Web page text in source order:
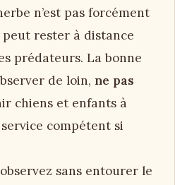
n’est pas forcément
peut rester à distance
prédateurs. La bonne
de loin, ne pas
chiens et enfants à
compétent si
sans entourer le